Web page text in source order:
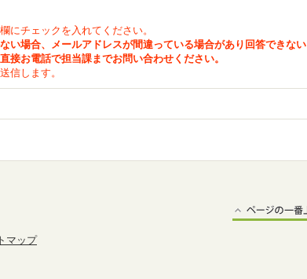
にチェックを入れてください。
い場合、メールアドレスが間違っている場合があり回答できない
接お電話で担当課までお問い合わせください。
信します。
マップ